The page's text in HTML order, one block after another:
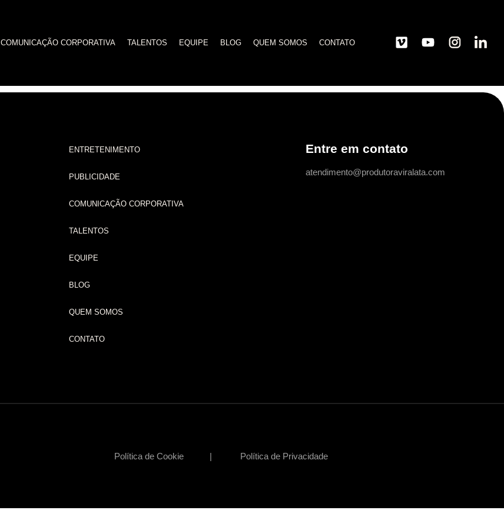
COMUNICAÇÃO CORPORATIVA TALENTOS EQUIPE BLOG QUEM SOMOS CONTATO
ENTRETENIMENTO
PUBLICIDADE
COMUNICAÇÃO CORPORATIVA
TALENTOS
EQUIPE
BLOG
QUEM SOMOS
CONTATO
Entre em contato
atendimento@produtoraviralata.com
Política de Cookie | Política de Privacidade